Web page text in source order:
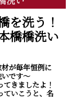
を洗う！
橋橋洗い
が毎年恒例に
です～
きましたよ！
ていこうと、名